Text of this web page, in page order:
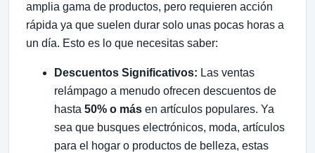
amplia gama de productos, pero requieren acción
rápida ya que suelen durar solo unas pocas horas a
un día. Esto es lo que necesitas saber:
Descuentos Significativos: Las ventas
relámpago a menudo ofrecen descuentos de
hasta 50% o más en artículos populares. Ya
sea que busques electrónicos, moda, artículos
para el hogar o productos de belleza, estas